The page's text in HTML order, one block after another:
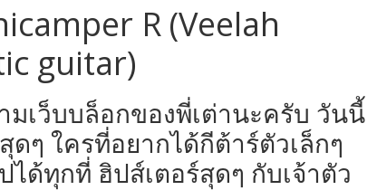
R (Veelah
guitar)
มเว็บบล็อกของพี่เต่านะครับ วันนี้
ดๆ ใครที่อยากได้กีต้าร์ตัวเล็กๆ
ด้ทุกที่ ฮิปส์เตอร์สุดๆ กับเจ้าตัว